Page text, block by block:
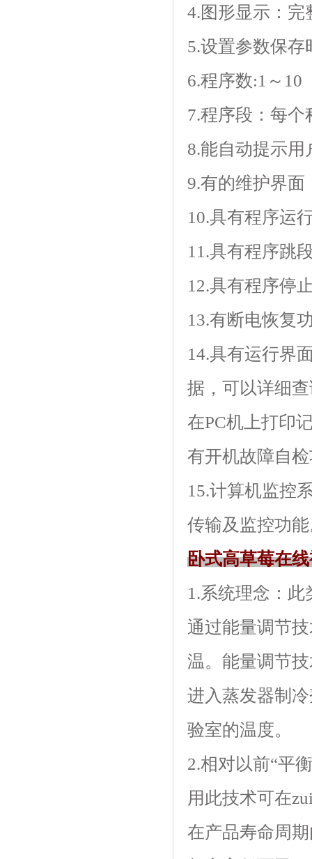
4.图形显示：
5.设置参数保存
6.程序数:1～10（
7.程序段：每
8.能自动提示用户
9.有的维护界面
10.具有程序运行
11.具有程序跳段功
12.具有程序停止
13.有断电恢复功能
14.具有运行界面
据，可以详细
在PC机上打印
有开机故障自检功
15.计算机监控系
传输及监控功能
卧式高草莓在
1.系统理念
通过能量调节
温。能量调
进入蒸发器制冷
验室的温度。
2.相对以前“平衡
用此技术可在
在产品寿命周